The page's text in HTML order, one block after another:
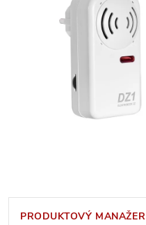
PRODUKTOVÝ MANAŽER